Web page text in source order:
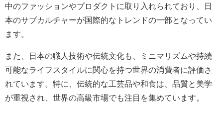
中のファッションやプロダクトに取り入れられており、日
本のサブカルチャーが国際的なトレンドの一部となってい
ます。
また、日本の職人技術や伝統文化も、ミニマリズムや持続
可能なライフスタイルに関心を持つ世界の消費者に評価さ
れています。特に、伝統的な工芸品や和食は、品質と美学
が重視され、世界の高級市場でも注目を集めています。